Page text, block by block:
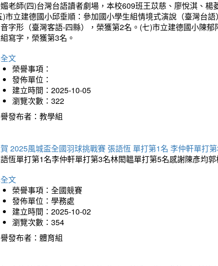
老師(四)台灣台語讀者劇場，本校609班王苡慈、廖悅淇、
)市立建德國小邱垂順：參加國小學生組情境式演說（臺灣台
字形（臺灣客語-四縣），榮獲第2名。(七)市立建德國小陳
寫字，榮獲第3名。
文
榮譽事項：
發佈單位：
建立時間：2025-10-05
瀏覽次數：322
發布者：教學組
2025風城盃全國羽球挑戰賽 張語恆 單打第1名 李仲軒單打
恆單打第1名李仲軒單打第3名林閎韞單打第5名感謝陳彥均
文
榮譽事項：全國競賽
發佈單位：學務處
建立時間：2025-10-02
瀏覽次數：354
發布者：體育組